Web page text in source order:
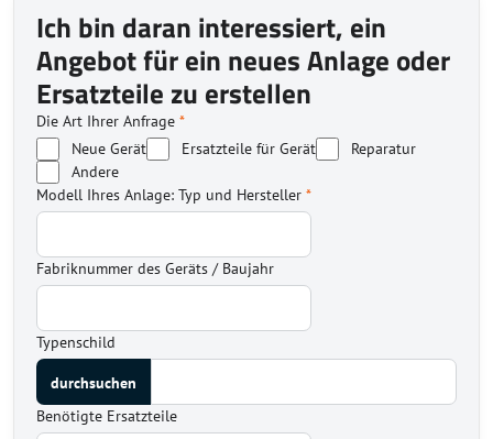
Ich bin daran interessiert, ein
Angebot für ein neues Anlage oder
Ersatzteile zu erstellen
Die Art Ihrer Anfrage *
Neue Gerät
Ersatzteile für Gerät
Reparatur
Andere
Modell Ihres Anlage: Typ und Hersteller *
Fabriknummer des Geräts / Baujahr
Typenschild
Benötigte Ersatzteile